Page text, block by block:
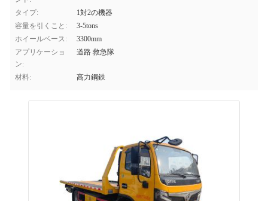
タイプ:
1対2の機器
容量を引くこと:
3-5tons
ホイールベース:
3300mm
アプリケーショ
ン:
道路 救急隊
材料: 高力鋼鉄